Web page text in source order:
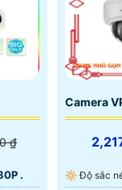
₫
.
Camera
🔆 Độ sắc